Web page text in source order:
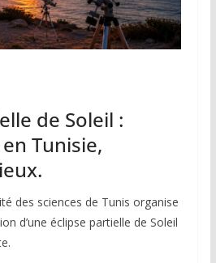
de Soleil :
Tunisie,
des sciences de Tunis organise
d’une éclipse partielle de Soleil